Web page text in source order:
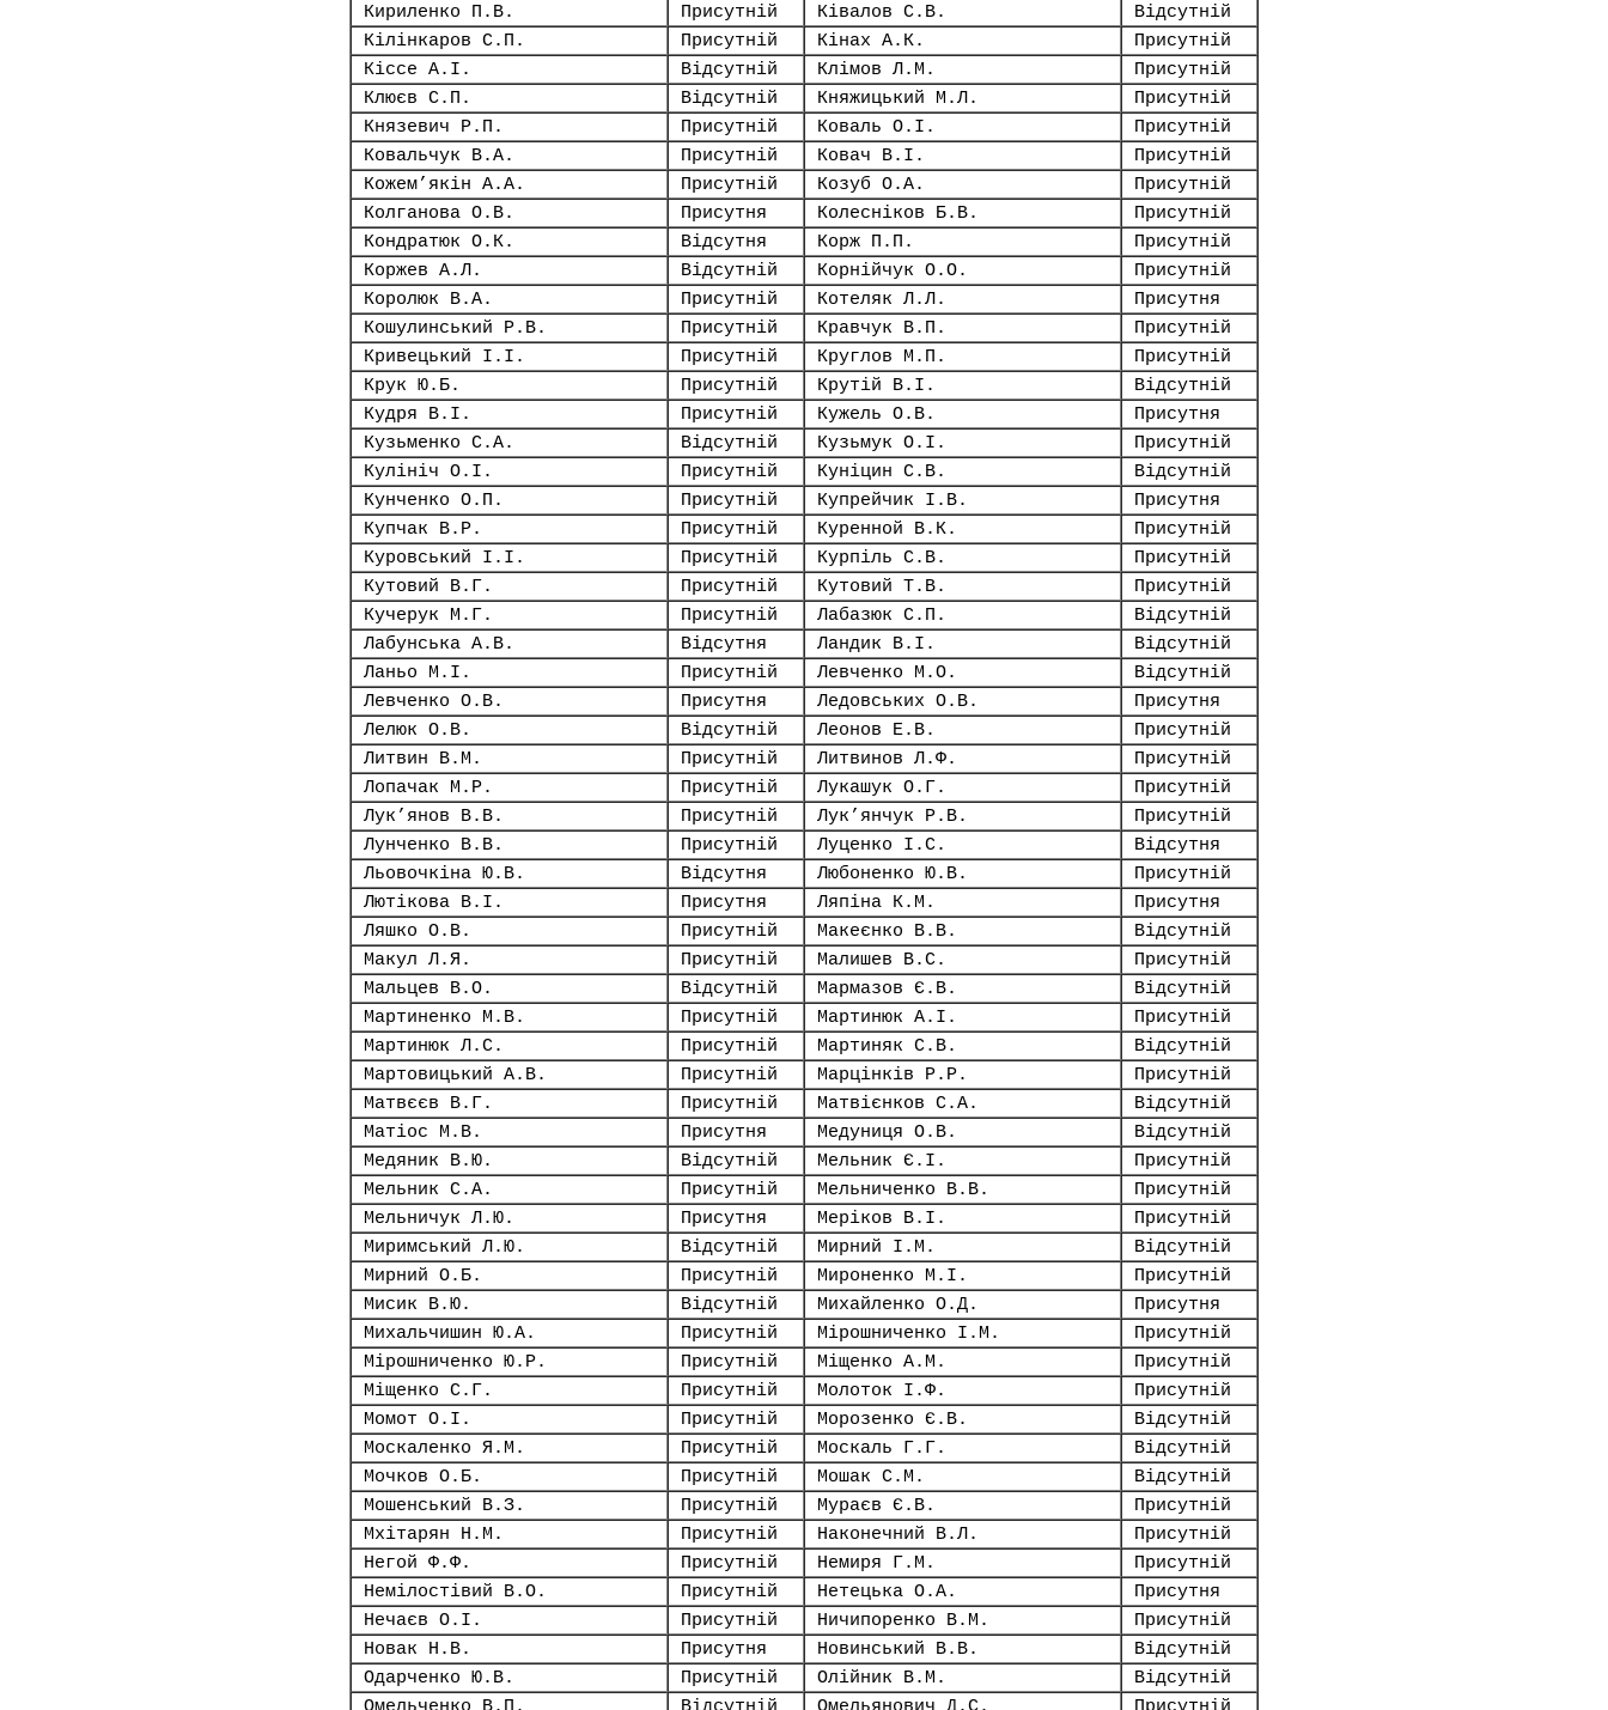
Кириленко П.В.
Присутній Ківалов С.В.
Відсутній
Кілінкаров С.П.
Присутній Кінах А.К.
Присутній
Кіссе А.І.
Відсутній Клімов Л.М.
Присутній
Клюєв С.П.
Відсутній Княжицький М.Л.
Присутній
Князевич Р.П.
Присутній Коваль О.І.
Присутній
Ковальчук В.А.
Присутній Ковач В.І.
Присутній
Кожем’якін А.А.
Присутній Козуб О.А.
Присутній
Колганова О.В.
Присутня Колесніков Б.В.
Присутній
Кондратюк О.К.
Відсутня Корж П.П.
Присутній
Коржев А.Л.
Відсутній Корнійчук О.О.
Присутній
Королюк В.А.
Присутній Котеляк Л.Л.
Присутня
Кошулинський Р.В.
Присутній Кравчук В.П.
Присутній
Кривецький І.І.
Присутній Круглов М.П.
Присутній
Крук Ю.Б.
Присутній Крутій В.І.
Відсутній
Кудря В.І.
Присутній Кужель О.В.
Присутня
Кузьменко С.А.
Відсутній Кузьмук О.І.
Присутній
Кулініч О.І.
Присутній Куніцин С.В.
Відсутній
Кунченко О.П.
Присутній Купрейчик І.В.
Присутня
Купчак В.Р.
Присутній Куренной В.К.
Присутній
Куровський І.І.
Присутній Курпіль С.В.
Присутній
Кутовий В.Г.
Присутній Кутовий Т.В.
Присутній
Кучерук М.Г.
Присутній Лабазюк С.П.
Відсутній
Лабунська А.В.
Відсутня Ландик В.І.
Відсутній
Ланьо М.І.
Присутній Левченко М.О.
Відсутній
Левченко О.В.
Присутня Ледовських О.В.
Присутня
Лелюк О.В.
Відсутній Леонов Е.В.
Присутній
Литвин В.М.
Присутній Литвинов Л.Ф.
Присутній
Лопачак М.Р.
Присутній Лукашук О.Г.
Присутній
Лук’янов В.В.
Присутній Лук’янчук Р.В.
Присутній
Лунченко В.В.
Присутній Луценко І.С.
Відсутня
Льовочкіна Ю.В.
Відсутня Любоненко Ю.В.
Присутній
Лютікова В.І.
Присутня Ляпіна К.М.
Присутня
Ляшко О.В.
Присутній Макеєнко В.В.
Відсутній
Макул Л.Я.
Присутній Малишев В.С.
Присутній
Мальцев В.О.
Відсутній Мармазов Є.В.
Відсутній
Мартиненко М.В.
Присутній Мартинюк А.І.
Присутній
Мартинюк Л.С.
Присутній Мартиняк С.В.
Відсутній
Мартовицький А.В.
Присутній Марцінків Р.Р.
Присутній
Матвєєв В.Г.
Присутній Матвієнков С.А.
Відсутній
Матіос М.В.
Присутня Медуниця О.В.
Відсутній
Медяник В.Ю.
Відсутній Мельник Є.І.
Присутній
Мельник С.А.
Присутній Мельниченко В.В.
Присутній
Мельничук Л.Ю.
Присутня Меріков В.І.
Присутній
Миримський Л.Ю.
Відсутній Мирний І.М.
Відсутній
Мирний О.Б.
Присутній Мироненко М.І.
Присутній
Мисик В.Ю.
Відсутній Михайленко О.Д.
Присутня
Михальчишин Ю.А.
Присутній Мірошниченко І.М.
Присутній
Мірошниченко Ю.Р.
Присутній Міщенко А.М.
Присутній
Міщенко С.Г.
Присутній Молоток І.Ф.
Присутній
Момот О.І.
Присутній Морозенко Є.В.
Відсутній
Москаленко Я.М.
Присутній Москаль Г.Г.
Відсутній
Мочков О.Б.
Присутній Мошак С.М.
Відсутній
Мошенський В.З.
Присутній Мураєв Є.В.
Присутній
Мхітарян Н.М.
Присутній Наконечний В.Л.
Присутній
Негой Ф.Ф.
Присутній Немиря Г.М.
Присутній
Немілостівий В.О.
Присутній Нетецька О.А.
Присутня
Нечаєв О.І.
Присутній Ничипоренко В.М.
Присутній
Новак Н.В.
Присутня Новинський В.В.
Відсутній
Одарченко Ю.В.
Присутній Олійник В.М.
Відсутній